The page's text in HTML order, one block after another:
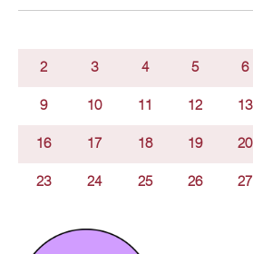
2 3 4 5 6
9 10 11 12 13
16 17 18 19 20
23 24 25 26 27